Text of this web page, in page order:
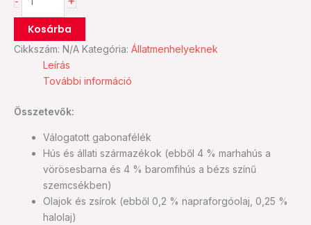
Kosárba
Cikkszám: N/A Kategória: Állatmenhelyeknek
Leírás
További információ
Összetevők:
Válogatott gabonafélék
Hús és állati származékok (ebből 4 % marhahús a
vörösesbarna és 4 % baromfihús a bézs színű
szemcsékben)
Olajok és zsírok (ebből 0,2 % napraforgóolaj, 0,25 %
halolaj)